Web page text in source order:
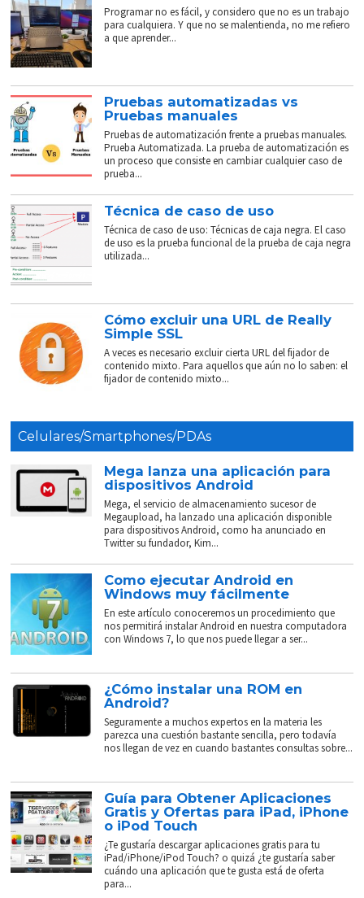
Programar no es fácil, y considero que no es un trabajo
para cualquiera. Y que no se malentienda, no me refiero
a que aprender...
Pruebas automatizadas vs
Pruebas manuales
Pruebas de automatización frente a pruebas manuales.
Prueba Automatizada. La prueba de automatización es
un proceso que consiste en cambiar cualquier caso de
prueba...
Técnica de caso de uso
Técnica de caso de uso: Técnicas de caja negra. El caso
de uso es la prueba funcional de la prueba de caja negra
utilizada...
Cómo excluir una URL de Really
Simple SSL
A veces es necesario excluir cierta URL del fijador de
contenido mixto. Para aquellos que aún no lo saben: el
fijador de contenido mixto...
Celulares/Smartphones/PDAs
Mega lanza una aplicación para
dispositivos Android
Mega, el servicio de almacenamiento sucesor de
Megaupload, ha lanzado una aplicación disponible
para dispositivos Android, como ha anunciado en
Twitter su fundador, Kim...
Como ejecutar Android en
Windows muy fácilmente
En este artículo conoceremos un procedimiento que
nos permitirá instalar Android en nuestra computadora
con Windows 7, lo que nos puede llegar a ser...
¿Cómo instalar una ROM en
Android?
Seguramente a muchos expertos en la materia les
parezca una cuestión bastante sencilla, pero todavía
nos llegan de vez en cuando bastantes consultas sobre...
Guía para Obtener Aplicaciones
Gratis y Ofertas para iPad, iPhone
o iPod Touch
¿Te gustaría descargar aplicaciones gratis para tu
iPad/iPhone/iPod Touch? o quizá ¿te gustaría saber
cuándo una aplicación que te gusta está de oferta
para...